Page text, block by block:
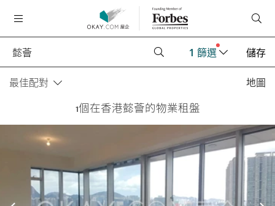
1 篩選 儲存
最佳配對 地圖
1個在香港懿薈的物業租盤